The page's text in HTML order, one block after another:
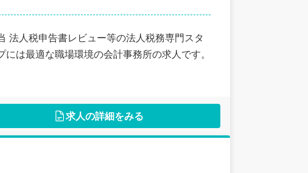
法人税申告書レビュー等の法人税務専門スタ
は最適な職場環境の会計事務所の求人です。
求人の詳細をみる